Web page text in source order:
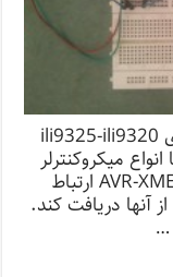
LCD رنگی فوق دارای چیپست به شماره ی ili9325-ili9320
16 خط داده با انواع میکروکنترلر
های 8 و 32 بیتی از قبیل AVR-XMEGA-PIC-ARM ارتباط
آنها دریافت کند.